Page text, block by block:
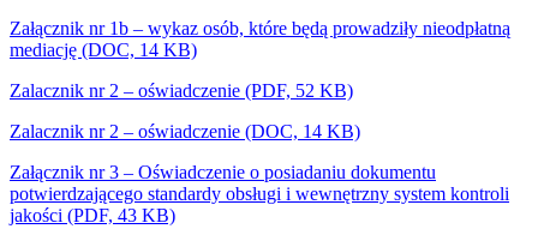
Załącznik nr 1b – wykaz osób, które będą prowadziły nieodpłatną
mediację (DOC, 14 KB)
Zalacznik nr 2 – oświadczenie (PDF, 52 KB)
Zalacznik nr 2 – oświadczenie (DOC, 14 KB)
Załącznik nr 3 – Oświadczenie o posiadaniu dokumentu
potwierdzającego standardy obsługi i wewnętrzny system kontroli
jakości (PDF, 43 KB)